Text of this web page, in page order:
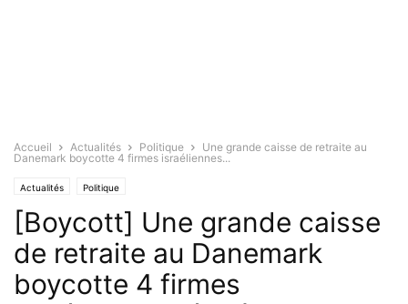
Accueil Actualités Politique
Une grande caisse de retraite au
Danemark boycotte 4 firmes israéliennes...
Actualités Politique
[Boycott] Une grande caisse
de retraite au Danemark
boycotte 4 firmes